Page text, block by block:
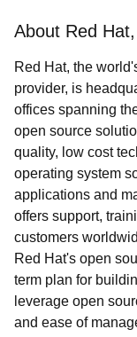
About Red
Red Hat, the
provider, is
offices spanning
open source
quality, low cost
operating system
applications and
offers support,
customers
Red Hat's open
term plan for
leverage open
and ease of